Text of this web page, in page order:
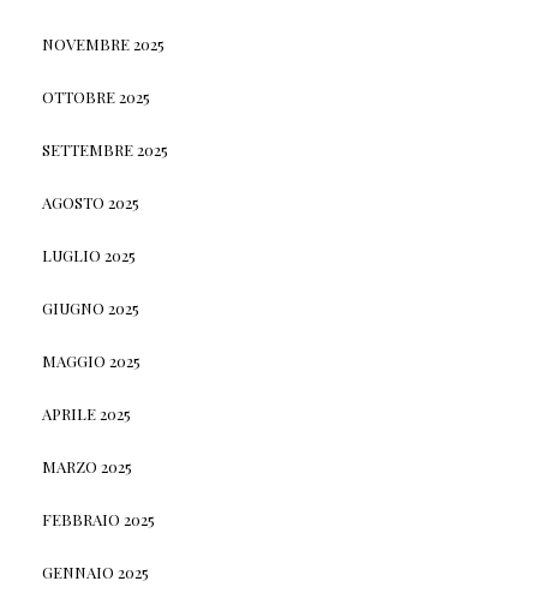
NOVEMBRE 2025
OTTOBRE 2025
SETTEMBRE 2025
AGOSTO 2025
LUGLIO 2025
GIUGNO 2025
MAGGIO 2025
APRILE 2025
MARZO 2025
FEBBRAIO 2025
GENNAIO 2025